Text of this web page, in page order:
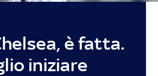
è fatta.
iniziare